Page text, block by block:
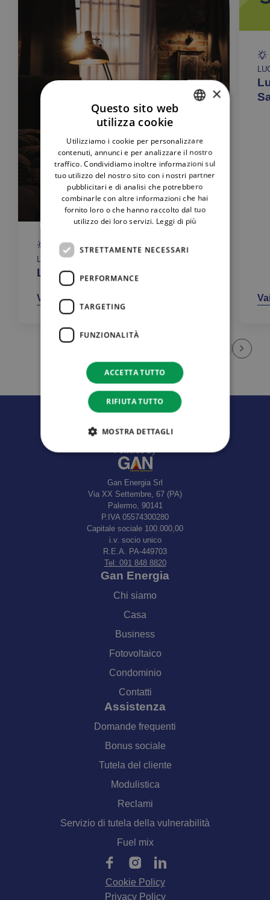
LUCE
Luce flex casa oraria Sito
Vai all’offerta
Powered By
Gan Energia Srl
Via XX Settembre, 67 (PA)
Palermo, 90141
P.IVA 05574300280
Capitale sociale 100.000,00
i.v. socio unico
R.E.A. PA-449703
Tel: 091 848 8820
Gan Energia
Chi siamo
Casa
Business
Fotovoltaico
Condominio
Contatti
Assistenza
Domande frequenti
Bonus sociale
Tutela del cliente
Modulistica
Reclami
Servizio di tutela della vulnerabilità
Fuel mix
Cookie Policy
Privacy Policy
ENGLISH
×
Questo sito web
utilizza cookie
Utilizziamo i cookie per personalizzare
contenuti, annunci e per analizzare il nostro
traffico. Condividiamo inoltre informazioni sul
tuo utilizzo del nostro sito con i nostri partner
pubblicitari e di analisi che potrebbero
combinarle con altre informazioni che hai
fornito loro o che hanno raccolto dal tuo
utilizzo dei loro servizi. Leggi di più
STRETTAMENTE NECESSARI
PERFORMANCE
TARGETING
FUNZIONALITÀ
ACCETTA TUTTO
RIFIUTA TUTTO
MOSTRA DETTAGLI